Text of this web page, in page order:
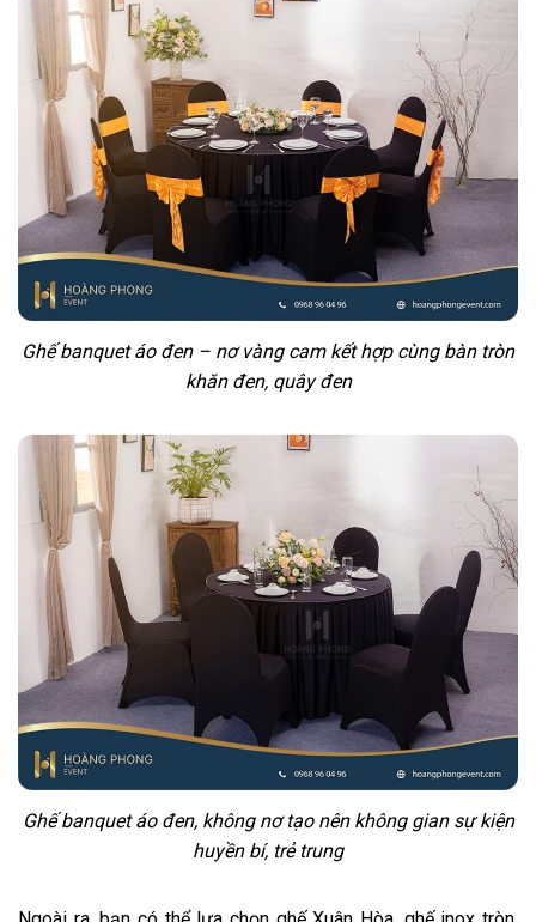
Ghế banquet áo đen – nơ vàng cam kết hợp cùng bàn tròn
khăn đen, quây đen
Ghế banquet áo đen, không nơ tạo nên không gian sự kiện
huyền bí, trẻ trung